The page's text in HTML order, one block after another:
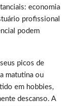
economia
profissional
podem
picos de
matutina ou
em hobbies,
descanso. A